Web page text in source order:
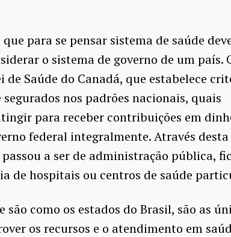
para se pensar sistema de saúde
o sistema de governo de um país.
de Saúde do Canadá, que estabelece
segurados nos padrões nacionais, quais
para receber contribuições em
federal integralmente. Através
a ser de administração pública,
de hospitais ou centros de saúde
são como os estados do Brasil, são as
os recursos e o atendimento em